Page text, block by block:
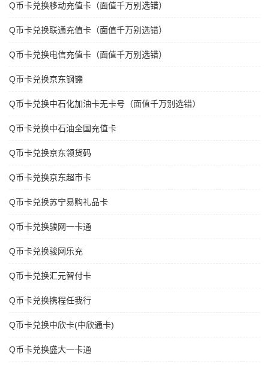
Q币卡兑换移动充值卡（面值千万别选错）
Q币卡兑换联通充值卡（面值千万别选错）
Q币卡兑换电信充值卡（面值千万别选错）
Q币卡兑换京东钢镚
Q币卡兑换中石化加油卡无卡号（面值千万别选错）
Q币卡兑换中石油全国充值卡
Q币卡兑换京东领货码
Q币卡兑换京东超市卡
Q币卡兑换苏宁易购礼品卡
Q币卡兑换骏网一卡通
Q币卡兑换骏网乐充
Q币卡兑换汇元智付卡
Q币卡兑换携程任我行
Q币卡兑换中欣卡(中欣通卡)
Q币卡兑换盛大一卡通